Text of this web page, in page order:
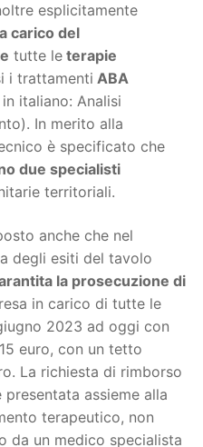
esplicitamente
a carico del
tutte le terapie
i trattamenti ABA
in italiano: Analisi
In merito alla
è specificato che
due specialisti
territoriali.
anche che nel
degli esiti del tavolo
la prosecuzione di
in carico di tutte le
2023 ad oggi con
euro, con un tetto
La richiesta di rimborso
assieme alla
terapeutico, non
da un medico specialista